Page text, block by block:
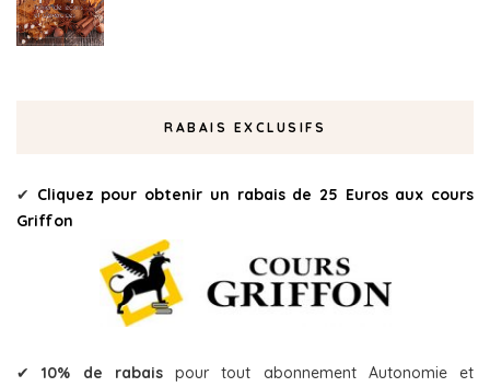
RABAIS EXCLUSIFS
✔ Cliquez pour obtenir un rabais de 25 Euros aux cours
Griffon
✔10% de rabaispour tout abonnement Autonomie et